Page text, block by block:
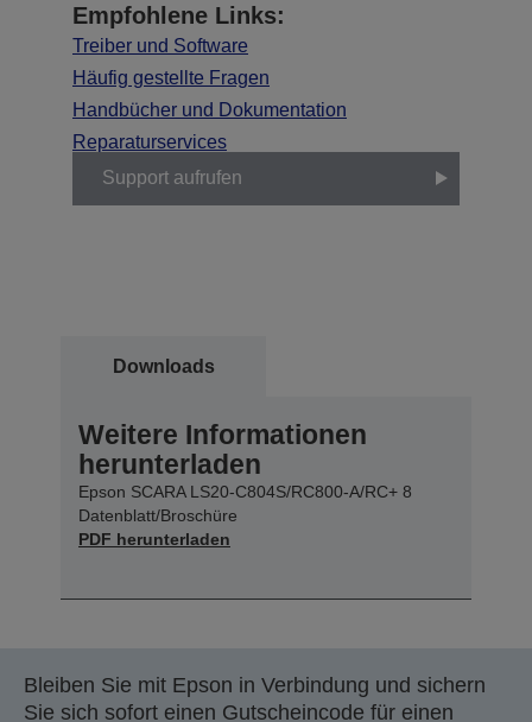
Empfohlene Links:
Treiber und Software
Häufig gestellte Fragen
Handbücher und Dokumentation
Reparaturservices
Support aufrufen
Downloads
Weitere Informationen
herunterladen
Epson SCARA LS20-C804S/RC800-A/RC+ 8
Datenblatt/Broschüre
PDF herunterladen
Bleiben Sie mit Epson in Verbindung und sichern
Sie sich sofort einen Gutscheincode für einen